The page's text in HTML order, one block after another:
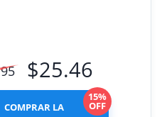
$25.46
COMPRAR LA
15%
OFF